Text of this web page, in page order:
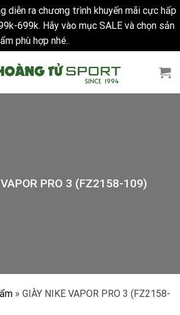
diễn ra chương trình khuyến mãi cực hấp
699k. Hãy vào mục SALE và chọn sản
phù hợp nhé..
PRO 3 (FZ2158-109)
» GIÀY NIKE VAPOR PRO 3 (FZ2158-